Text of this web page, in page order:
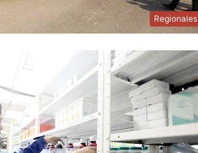
Regionales